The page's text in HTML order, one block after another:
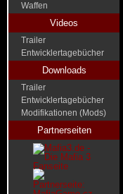
Waffen
Videos
Trailer
Entwicklertagebücher
Downloads
Trailer
Entwicklertagebücher
Modifikationen (Mods)
Partnerseiten